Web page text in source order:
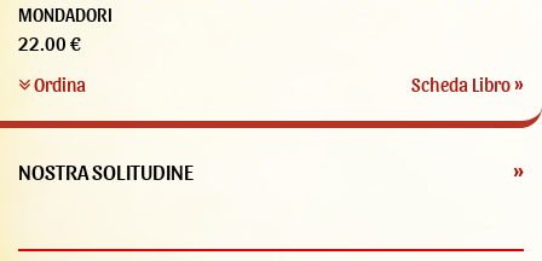
MONDADORI
22.00 €
Ordina
Scheda Libro »
NOSTRA SOLITUDINE »